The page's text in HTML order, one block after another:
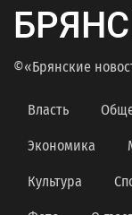
©«Брянские
Власть
Экономика
Культура